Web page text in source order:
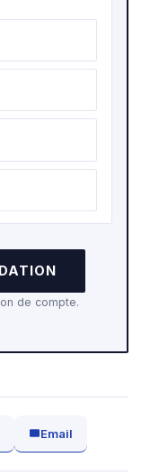
de compte.
Email